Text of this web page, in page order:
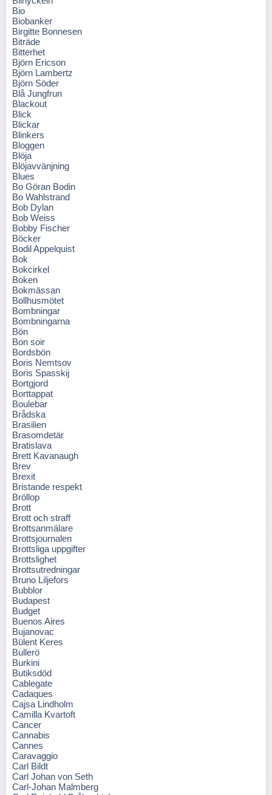
Bio
Biobanker
Birgitte Bonnesen
Biträde
Bitterhet
Björn Ericson
Björn Lambertz
Björn Söder
Blå Jungfrun
Blackout
Blick
Blickar
Blinkers
Bloggen
Blöja
Blöjavvänjning
Blues
Bo Göran Bodin
Bo Wahlstrand
Bob Dylan
Bob Weiss
Bobby Fischer
Böcker
Bodil Appelquist
Bok
Bokcirkel
Boken
Bokmässan
Bollhusmötet
Bombningar
Bombningarna
Bön
Bon soir
Bordsbön
Boris Nemtsov
Boris Spasskij
Bortgjord
Borttappat
Boulebar
Brådska
Brasilien
Brasomdetär
Bratislava
Brett Kavanaugh
Brev
Brexit
Bristande respekt
Bröllop
Brott
Brott och straff
Brottsanmälare
Brottsjournalen
Brottsliga uppgifter
Brottslighet
Brottsutredningar
Bruno Liljefors
Bubblor
Budapest
Budget
Buenos Aires
Bujanovac
Bülent Keres
Bullerö
Burkini
Butiksdöd
Cablegate
Cadaques
Cajsa Lindholm
Camilla Kvartoft
Cancer
Cannabis
Cannes
Caravaggio
Carl Bildt
Carl Johan von Seth
Carl-Johan Malmberg